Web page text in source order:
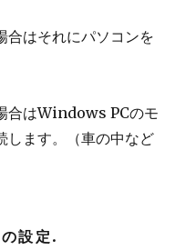
合はそれにパソコンを
合はWindows PCのモ
します。（車の中など
設定.